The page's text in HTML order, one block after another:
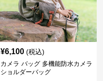
¥6,100 (税込)
カメラ バッグ 多機能防水カメラ
ショルダーバッグ